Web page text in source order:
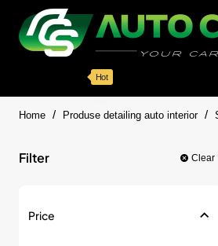
Hot
Home homeProduse detailing auto interior
Filter Clear
Price